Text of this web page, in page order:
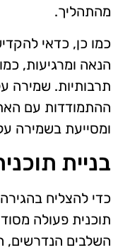
מהתהליך.
כמו כן, כדאי
הנאה ומרגיעות,
תרבותיות. שמירה
ההתמודדות עם
ומסייעת בשמירה
בניית
כדי להצליח
תוכנית פעולה
השלבים